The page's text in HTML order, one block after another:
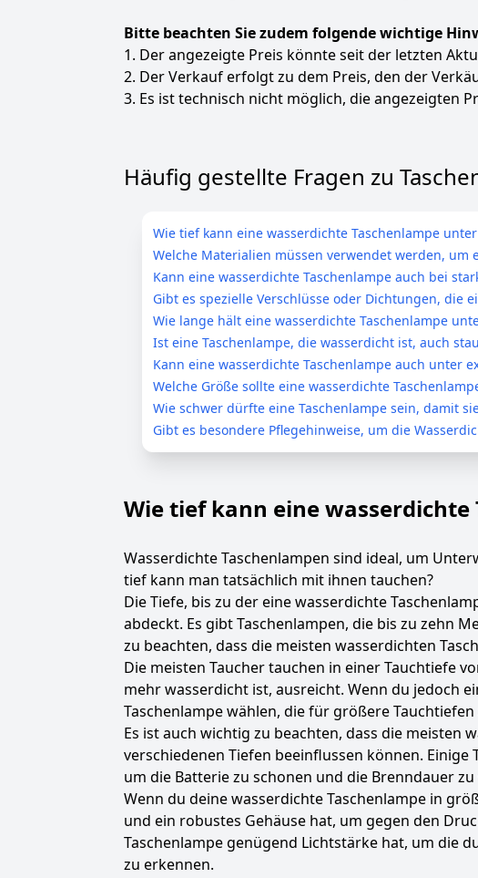
Bitte beachten Sie zudem folgende wichtige
1. Der angezeigte Preis könnte seit der letzten
2. Der Verkauf erfolgt zu dem Preis, den der
3. Es ist technisch nicht möglich, die angezeigten
Häufig gestellte Fragen zu
Wie tief kann eine wasserdichte Taschenlampe
Welche Materialien müssen verwendet werden, um
Kann eine wasserdichte Taschenlampe auch bei
Gibt es spezielle Verschlüsse oder Dichtungen, die
Wie lange hält eine wasserdichte Taschenlampe
Ist eine Taschenlampe, die wasserdicht ist, auch
Kann eine wasserdichte Taschenlampe auch unter
Welche Größe sollte eine wasserdichte
Wie schwer dürfte eine Taschenlampe sein, damit
Gibt es besondere Pflegehinweise, um die
Wie tief kann eine
Wasserdichte Taschenlampen sind ideal, um
tief kann man tatsächlich mit ihnen tauchen?
Die Tiefe, bis zu der eine wasserdichte
abdeckt. Es gibt Taschenlampen, die bis zu zehn
zu beachten, dass die meisten wasserdichten
Die meisten Taucher tauchen in einer Tauchtiefe
mehr wasserdicht ist, ausreicht. Wenn du jedoch
Taschenlampe wählen, die für größere
Es ist auch wichtig zu beachten, dass die meisten
verschiedenen Tiefen beeinflussen können.
um die Batterie zu schonen und die Brenndauer
Wenn du deine wasserdichte Taschenlampe in
und ein robustes Gehäuse hat, um gegen den
Taschenlampe genügend Lichtstärke hat, um die
zu erkennen.